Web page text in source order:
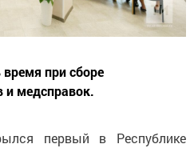
при сборе
и медсправок.
первый в Республике